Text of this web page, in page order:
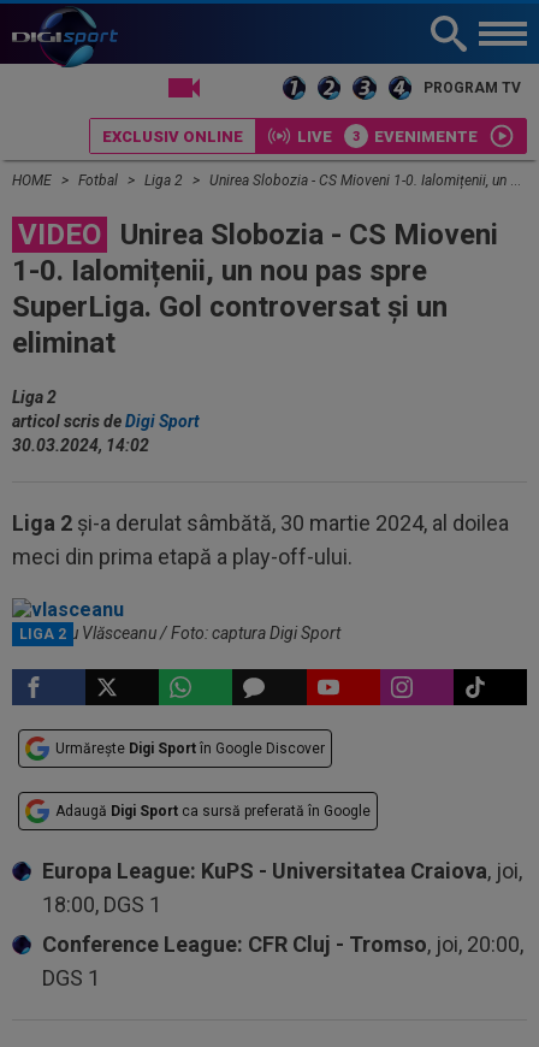
LIVE TV PROGRAM TV
EXCLUSIV ONLINE LIVE EVENIMENTE
HOME Fotbal Liga 2 Unirea Slobozia - CS Mioveni 1-0. Ialomițenii, un nou pas spre SuperLiga. Gol controversat și un eliminat
VIDEO
Unirea Slobozia - CS Mioveni
1-0. Ialomițenii, un nou pas spre
SuperLiga. Gol controversat și un
eliminat
Liga 2
articol scris deDigi Sport
30.03.2024, 14:02
Liga 2 și-a derulat sâmbătă, 30 martie 2024, al doilea
meci din prima etapă a play-off-ului.
LIGA 2
Laurențiu Vlăsceanu / Foto: captura Digi Sport
Urmărește Digi Sport în Google Discover
Adaugă Digi Sport ca sursă preferată în Google
Europa League: KuPS - Universitatea Craiova, joi,
18:00, DGS 1
Conference League: CFR Cluj - Tromso, joi, 20:00,
DGS 1